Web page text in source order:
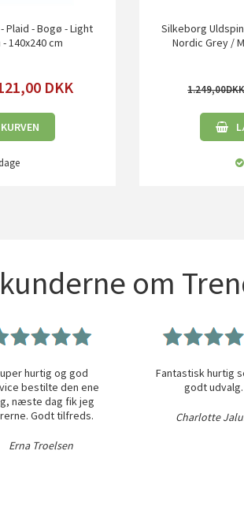
Plaid - Bogø - Light
140x240 cm
DKK
Silkeborg
Nordic Grey /
1.249,00
om
hurtig og god
bestilte den ene
næste dag fik jeg
Godt tilfreds.
Erna Troelsen
Fantastisk hurtig
godt udvalg.
Charlotte